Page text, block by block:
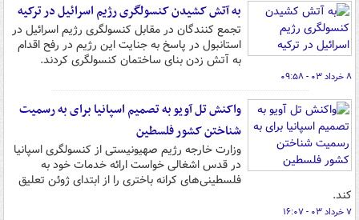
به آتش کشیدن کنسولگری رژیم اسرائیل در ترکیه
تجمع کنندگان در مقابل کنسولگری رژیم اسرائیل در
استانبول در پاسخ به جنایت این رژیم در رفح اقدام
به آتش زدن بنای ساختمان کنسولگری کردند.
۸ خرداد ۰۳ - ۰۹:۵۸
واکنش تل آویو به تصمیم اسپانیا برای به رسمیت
شناختن کشور فلسطین
وزارت خارجه رژیم صهیونیستی از کنسولگری اسپانیا
در قدس اشغالی خواست ارائه خدمات خود به
فلسطینی‌های کرانه باختری را از ابتدای ژوئن تعلیق
کند.
۷ خرداد ۰۳ - ۱۶:۰۷